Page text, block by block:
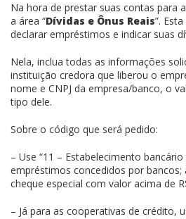
Na hora de prestar suas contas para
a área “Dívidas e Ônus Reais”.
declarar empréstimos e indicar suas
Nela, inclua todas as informações
instituição credora que liberou o
nome e CNPJ da empresa/banco, o
tipo dele.
Sobre o código que será pedido:
– Use “11 – Estabelecimento
empréstimos concedidos por bancos;
cheque especial com valor acima de
– Já para as cooperativas de crédito,